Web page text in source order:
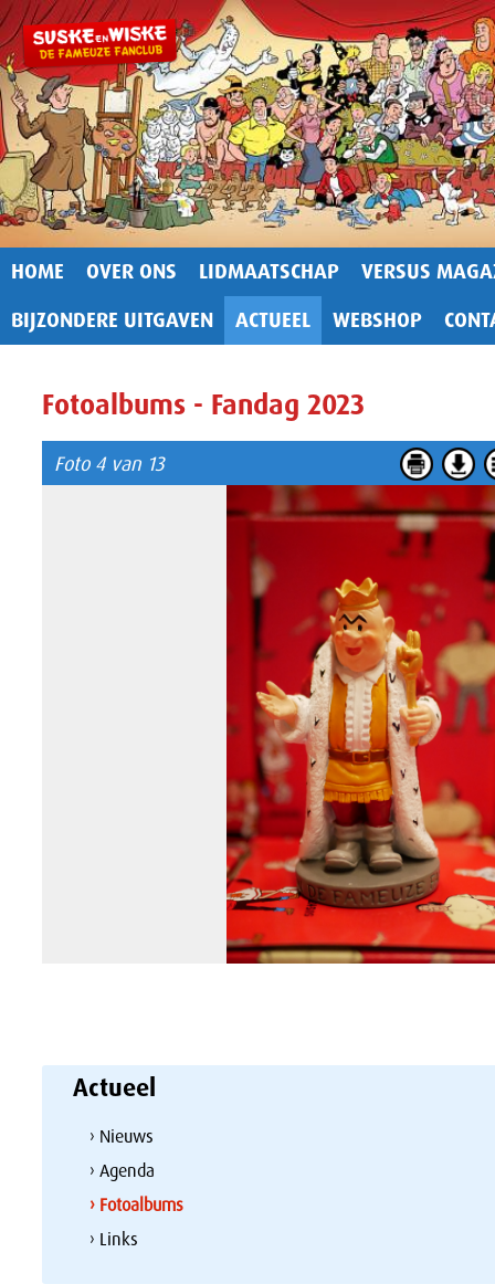
HOME OVER ONS LIDMAATSCHAP
VERSUS
BIJZONDERE UITGAVEN
ACTUEEL WEBSHOP
Fotoalbums - Fandag 2023
Foto 4 van 13
Actueel
› Nieuws
› Agenda
› Fotoalbums
› Links